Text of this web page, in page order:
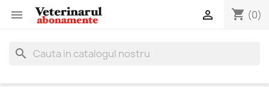
 shopping_cart (0)

search